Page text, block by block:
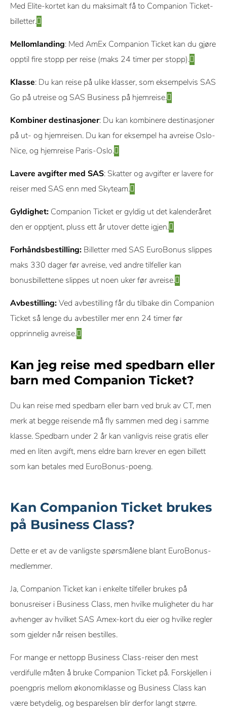
Med Elite-kortet kan du maksimalt få to Companion Ticket-
billetter.
Mellomlanding: Med AmEx Companion Ticket kan du gjøre
opptil fire stopp per reise (maks 24 timer per stopp).
Klasse: Du kan reise på ulike klasser, som eksempelvis SAS
Go på utreise og SAS Business på hjemreise.
Kombiner destinasjoner: Du kan kombinere destinasjoner
på ut- og hjemreisen. Du kan for eksempel ha avreise Oslo-
Nice, og hjemreise Paris-Oslo.
Lavere avgifter med SAS: Skatter og avgifter er lavere for
reiser med SAS enn med Skyteam.
Gyldighet: Companion Ticket er gyldig ut det kalenderåret
den er opptjent, pluss ett år utover dette igjen.
Forhåndsbestilling: Billetter med SAS EuroBonus slippes
maks 330 dager før avreise, ved andre tilfeller kan
bonusbillettene slippes ut noen uker før avreise.
Avbestilling:Ved avbestilling får du tilbake din Companion
Ticket så lenge du avbestiller mer enn 24 timer før
opprinnelig avreise.
Kan jeg reise med spedbarn eller
barn med Companion Ticket?
Du kan reise med spedbarn eller barn ved bruk av CT, men
merk at begge reisende må fly sammen med deg i samme
klasse. Spedbarn under 2 år kan vanligvis reise gratis eller
med en liten avgift, mens eldre barn krever en egen billett
som kan betales med EuroBonus-poeng.
Kan Companion Ticket brukes
på Business Class?
Dette er et av de vanligste spørsmålene blant EuroBonus-
medlemmer.
Ja, Companion Ticket kan i enkelte tilfeller brukes på
bonusreiser i Business Class, men hvilke muligheter du har
avhenger av hvilket SAS Amex-kort du eier og hvilke regler
som gjelder når reisen bestilles.
For mange er nettopp Business Class-reiser den mest
verdifulle måten å bruke Companion Ticket på. Forskjellen i
poengpris mellom økonomiklasse og Business Class kan
være betydelig, og besparelsen blir derfor langt større.